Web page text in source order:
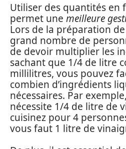
Utiliser des quantités en
permet une meilleure
Lors de la préparation
grand nombre de
de devoir multiplier les
sachant que 1/4 de litre
millilitres, vous pouvez
combien d’ingrédients
nécessaires. Par
nécessite 1/4 de litre de
cuisinez pour 4
vous faut 1 litre de